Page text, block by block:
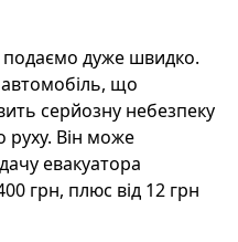
подаємо дуже швидко.
що
серйозну небезпеку
руху. Він може
евакуатора
грн, плюс від 12 грн